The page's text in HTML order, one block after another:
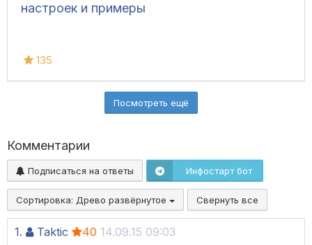
настроек и примеры
135
Посмотреть ещё
Комментарии
Подписаться на ответы Инфостарт бот
Сортировка: Древо развёрнутое Свернуть все
1. Taktic 40 14.09.15 09:03